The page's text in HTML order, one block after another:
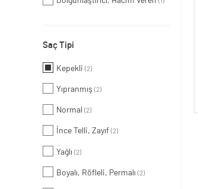
Saç Tipi
Kepekli (2)
Yıpranmış (2)
Normal (2)
İnce Telli, Zayıf (2)
Yağlı (2)
Boyalı, Röfleli, Permalı (2)